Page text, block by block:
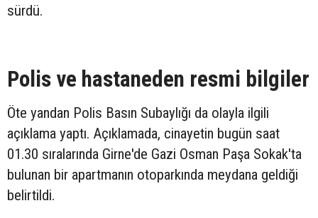
sürdü.
Polis ve hastaneden resmi bilgiler
Öte yandan Polis Basın Subaylığı da olayla ilgili
açıklama yaptı. Açıklamada, cinayetin bugün saat
01.30 sıralarında Girne'de Gazi Osman Paşa Sokak'ta
bulunan bir apartmanın otoparkında meydana geldiği
belirtildi.